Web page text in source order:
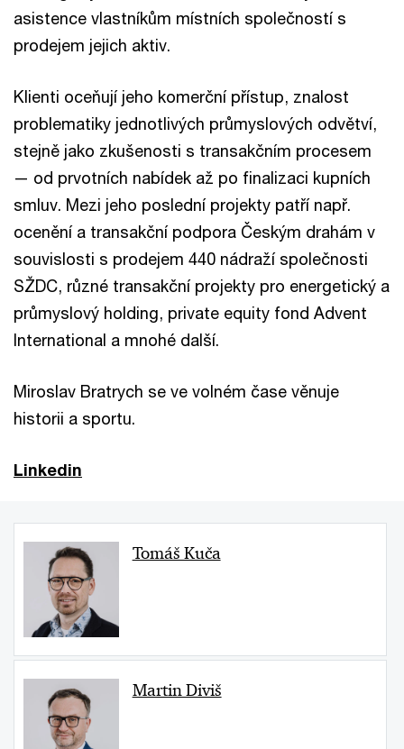
asistence vlastníkům místních společností s
prodejem jejich aktiv.
Klienti oceňují jeho komerční přístup, znalost
problematiky jednotlivých průmyslových odvětví,
stejně jako zkušenosti s transakčním procesem
— od prvotních nabídek až po finalizaci kupních
smluv. Mezi jeho poslední projekty patří např.
ocenění a transakční podpora Českým drahám v
souvislosti s prodejem 440 nádraží společnosti
SŽDC, různé transakční projekty pro energetický a
průmyslový holding, private equity fond Advent
International a mnohé další.
Miroslav Bratrych se ve volném čase věnuje
historii a sportu.
Linkedin
Tomáš Kuča
Martin Diviš